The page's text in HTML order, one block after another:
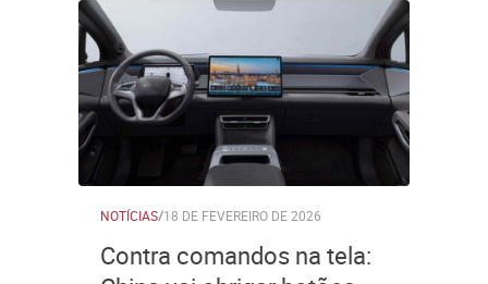
NOTÍCIAS/18 DE FEVEREIRO DE 2026
Contra comandos na tela: